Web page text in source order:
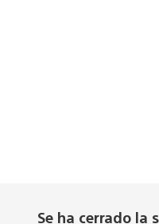
Se ha cerrado la